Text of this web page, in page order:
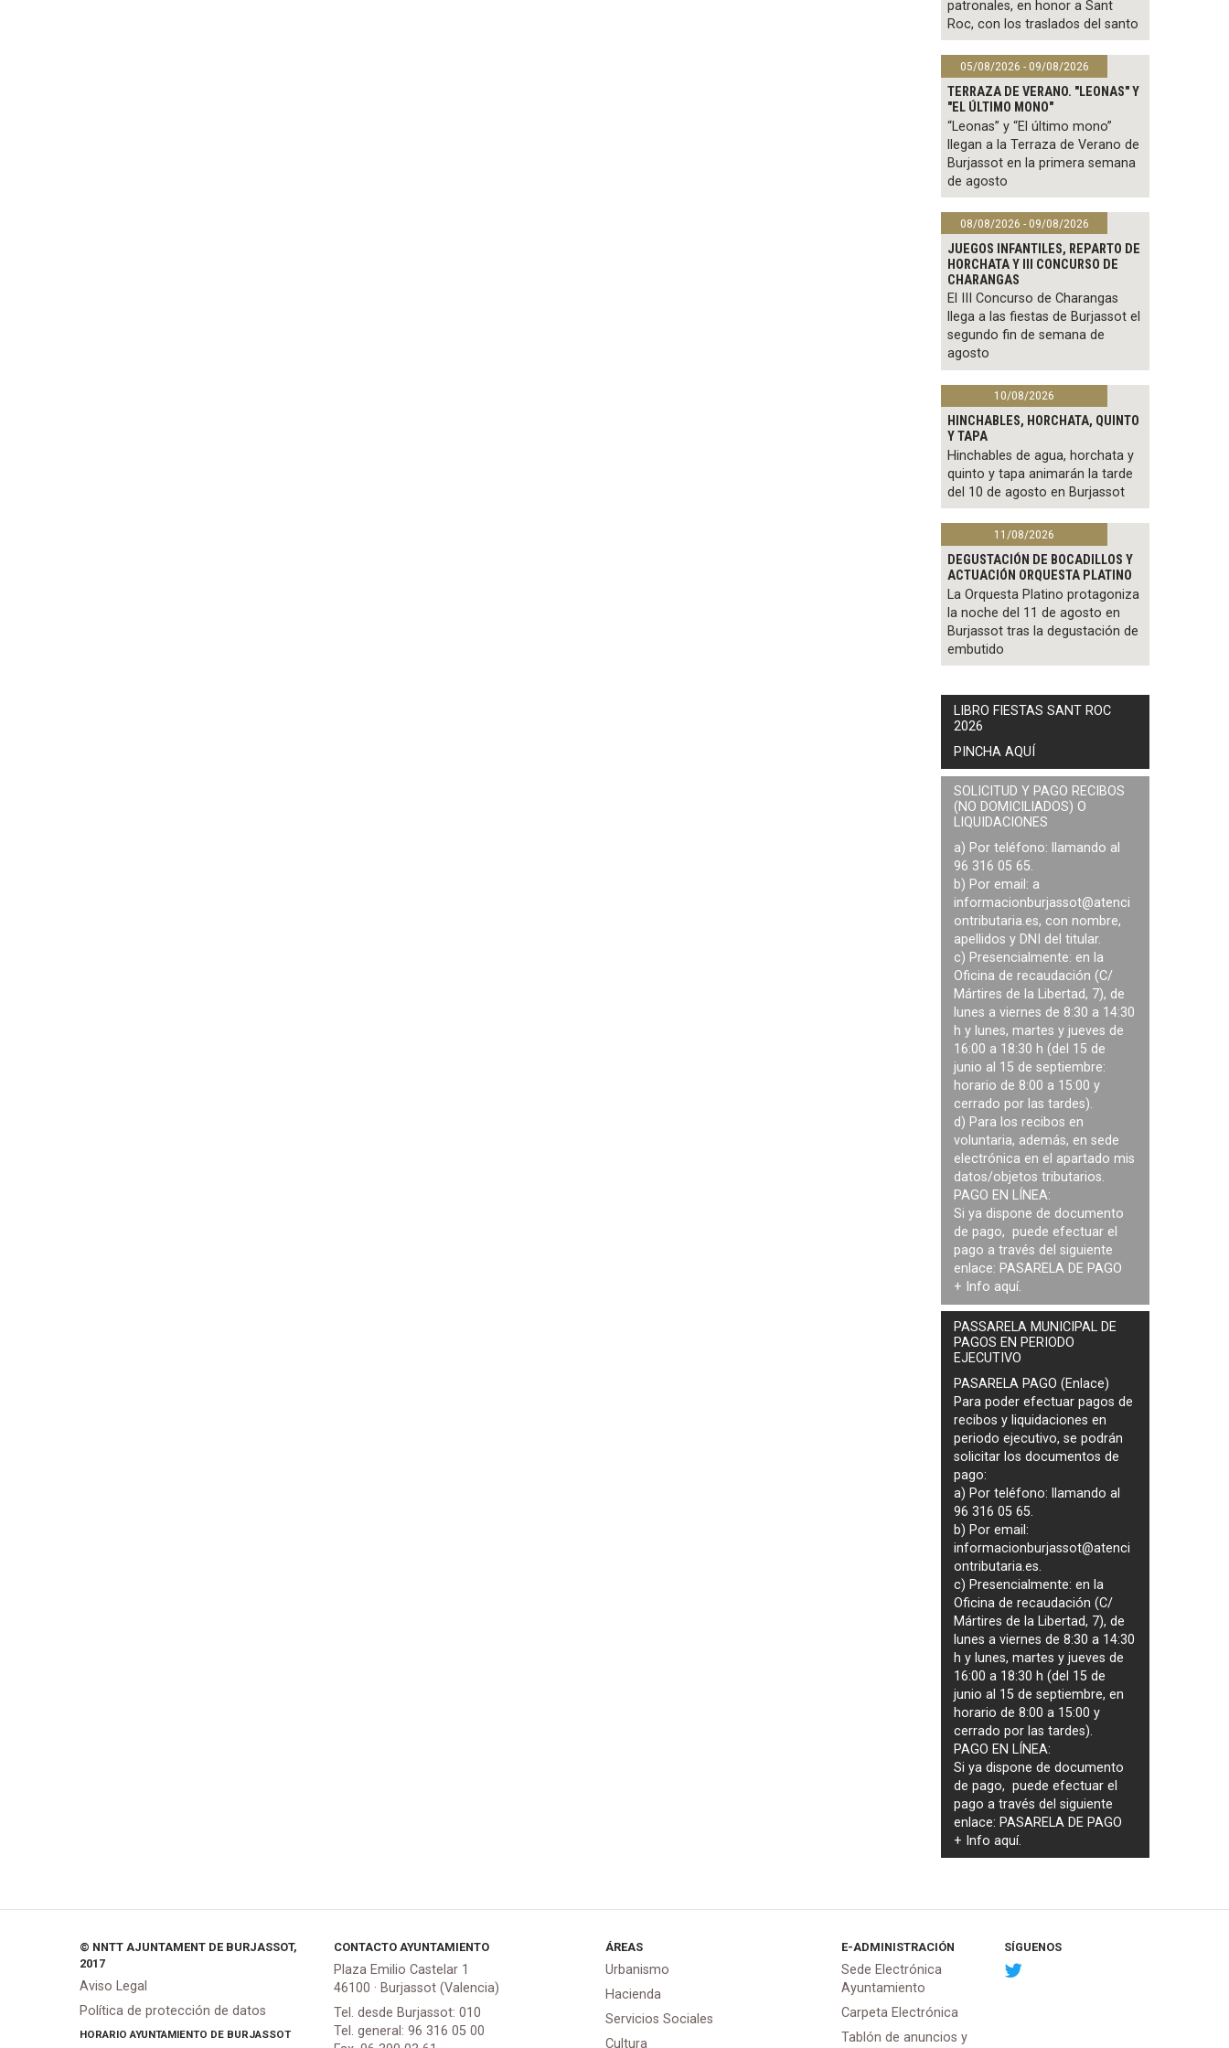
patronales, en honor a Sant
Roc, con los traslados del santo
05/08/2026 - 09/08/2026
TERRAZA DE VERANO. "LEONAS" Y
"EL ÚLTIMO MONO"
“Leonas” y “El último mono”
llegan a la Terraza de Verano de
Burjassot en la primera semana
de agosto
08/08/2026 - 09/08/2026
JUEGOS INFANTILES, REPARTO DE
HORCHATA Y III CONCURSO DE
CHARANGAS
El III Concurso de Charangas
llega a las fiestas de Burjassot el
segundo fin de semana de
agosto
10/08/2026
HINCHABLES, HORCHATA, QUINTO
Y TAPA
Hinchables de agua, horchata y
quinto y tapa animarán la tarde
del 10 de agosto en Burjassot
11/08/2026
DEGUSTACIÓN DE BOCADILLOS Y
ACTUACIÓN ORQUESTA PLATINO
La Orquesta Platino protagoniza
la noche del 11 de agosto en
Burjassot tras la degustación de
embutido
LIBRO FIESTAS SANT ROC
2026
PINCHA AQUÍ
SOLICITUD Y PAGO RECIBOS
(NO DOMICILIADOS) O
LIQUIDACIONES
a) Por teléfono: llamando al
96 316 05 65.
b) Por email: a
informacionburjassot@atenci
ontributaria.es, con nombre,
apellidos y DNI del titular.
c) Presencialmente: en la
Oficina de recaudación (C/
Mártires de la Libertad, 7), de
lunes a viernes de 8:30 a 14:30
h y lunes, martes y jueves de
16:00 a 18:30 h (del 15 de
junio al 15 de septiembre:
horario de 8:00 a 15:00 y
cerrado por las tardes).
d) Para los recibos en
voluntaria, además, en sede
electrónica en el apartado mis
datos/objetos tributarios.
PAGO EN LÍNEA:
Si ya dispone de documento
de pago, puede efectuar el
pago a través del siguiente
enlace: PASARELA DE PAGO
+ Info aquí.
PASSARELA MUNICIPAL DE
PAGOS EN PERIODO
EJECUTIVO
PASARELA PAGO (Enlace)
Para poder efectuar pagos de
recibos y liquidaciones en
periodo ejecutivo, se podrán
solicitar los documentos de
pago:
a) Por teléfono: llamando al
96 316 05 65.
b) Por email:
informacionburjassot@atenci
ontributaria.es.
c) Presencialmente: en la
Oficina de recaudación (C/
Mártires de la Libertad, 7), de
lunes a viernes de 8:30 a 14:30
h y lunes, martes y jueves de
16:00 a 18:30 h (del 15 de
junio al 15 de septiembre, en
horario de 8:00 a 15:00 y
cerrado por las tardes).
PAGO EN LÍNEA:
Si ya dispone de documento
de pago, puede efectuar el
pago a través del siguiente
enlace: PASARELA DE PAGO
+ Infoaquí.
© NNTT AJUNTAMENT DE BURJASSOT,
2017
Aviso Legal
Política de protección de datos
HORARIO AYUNTAMIENTO DE BURJASSOT
CONTACTO AYUNTAMIENTO
Plaza Emilio Castelar 1
46100 · Burjassot (Valencia)
Tel. desde Burjassot: 010
Tel. general: 96 316 05 00
ÁREAS
Urbanismo
Hacienda
Servicios Sociales
Cultura
E-ADMINISTRACIÓN
Sede Electrónica
Ayuntamiento
Carpeta Electrónica
Tablón de anuncios y
SÍGUENOS